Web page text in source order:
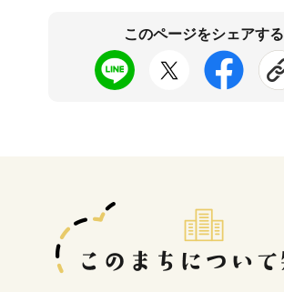
このページをシェアする